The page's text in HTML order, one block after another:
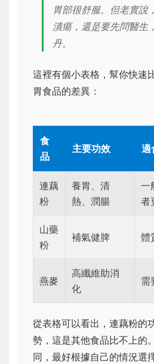
胃部很舒服。但老實說
潰瘍，還是要先問醫生
丹。
這裡有個小表格，幫你快速
胃食品的差異：
食
品
主要功效 適
連藕
粉
養胃、清
熱、潤腸
一
者
山藥
粉
補氣健脾 體
燕麥
高纖維助消
化
需
從表格可以看出，連藕粉的
勢，這是其他食品比不上的
同，最好根據自己的情況選擇